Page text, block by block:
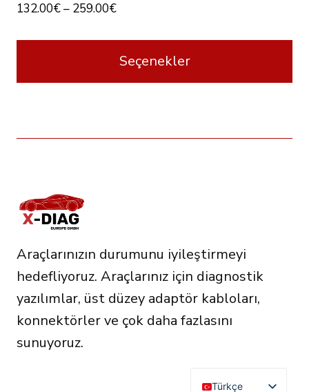
132.00€– 259.00€
Seçenekler
birden
var.
Seçenekler
ürün
sayfasından
seçilebilir
Araçlarınızın durumunu iyileştirmeyi
hedefliyoruz. Araçlarınız için diagnostik
yazılımlar, üst düzey adaptör kabloları,
konnektörler ve çok daha fazlasını
sunuyoruz.
Türkçe